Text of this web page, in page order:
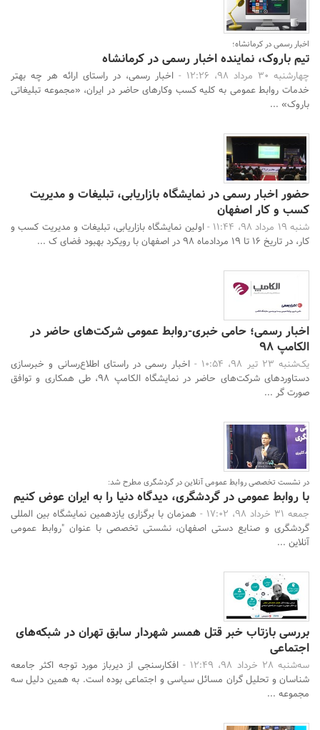
اخبار رسمی در کرمانشاه؛
تیم باروک، نماینده اخبار رسمی در کرمانشاه
چهارشنبه 30 مرداد 98، 12:26 -
اخبار رسمی، در راستای ارائه هر چه بهتر
خدمات روابط عمومی به کلیه کسب وکارهای حاضر در ایران، «مجموعه تبلیغاتی
باروک» ...
حضور اخبار رسمی در نمایشگاه بازاریابی، تبلیغات و مدیریت
کسب و کار اصفهان
شنبه 19 مرداد 98، 11:44 -
اولین نمایشگاه بازاریابی، تبلیغات و مدیریت کسب و
کار، در تاریخ 16 تا 19 مردادماه 98 در اصفهان با رویکرد بهبود فضای ک ...
اخبار رسمی؛ حامی خبری-روابط عمومی شرکت‌های حاضر در
الکامپ 98
یک‌شنبه 23 تیر 98، 10:54 -
اخبار رسمی در راستای اطلاع‌رسانی و خبرسازی
دستاوردهای شرکت‌های حاضر در نمایشگاه الکامپ 98، طی همکاری و توافق
صورت گر ...
در نشست تخصصی روابط عمومی آنلاین در گردشگری مطرح شد:
با روابط عمومی در گردشگری، دیدگاه دنیا را به ایران عوض کنیم
جمعه 31 خرداد 98، 17:02 -
همزمان با برگزاری یازدهمین نمایشگاه بین المللی
گردشگری و صنایع دستی اصفهان، نشستی تخصصی با عنوان "روابط عمومی
آنلاین ...
بررسی‌ بازتاب‌ خبر‌ قتل‌ همسر شهردار‌ سابق‌ تهران‌ در‌ شبکه‌های‌
اجتماعی
سه‌شنبه 28 خرداد 98، 12:49 -
افکارسنجی از دیرباز مورد توجه اکثر جامعه
شناسان و تحلیل گران مسائل سیاسی و اجتماعی بوده است. به همین دلیل سه
مجموعه ...